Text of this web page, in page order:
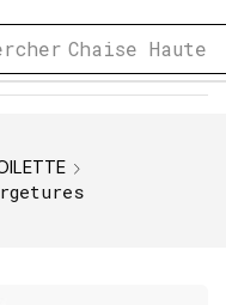
Chaise Haute